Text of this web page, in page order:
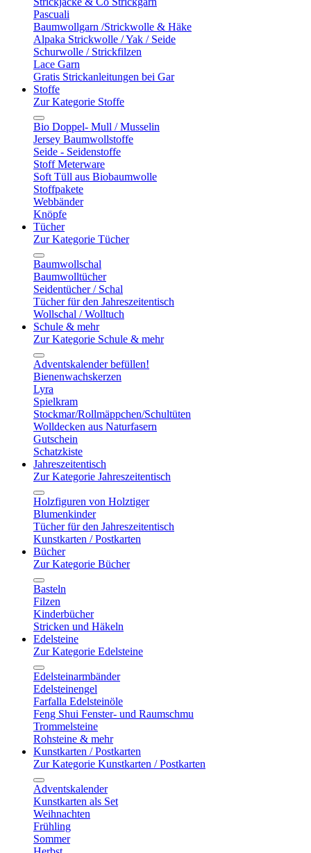
Pascuali
Baumwollgarn /Strickwolle & Häke
Alpaka Strickwolle / Yak / Seide
Schurwolle / Strickfilzen
Lace Garn
Gratis Strickanleitungen bei Gar
Stoffe
Zur Kategorie Stoffe
Bio Doppel- Mull / Musselin
Jersey Baumwollstoffe
Seide - Seidenstoffe
Stoff Meterware
Soft Tüll aus Biobaumwolle
Stoffpakete
Webbänder
Knöpfe
Tücher
Zur Kategorie Tücher
Baumwollschal
Baumwolltücher
Seidentücher / Schal
Tücher für den Jahreszeitentisch
Wollschal / Wolltuch
Schule & mehr
Zur Kategorie Schule & mehr
Adventskalender befüllen!
Bienenwachskerzen
Lyra
Spielkram
Stockmar/Rollmäppchen/Schultüten
Wolldecken aus Naturfasern
Gutschein
Schatzkiste
Jahreszeitentisch
Zur Kategorie Jahreszeitentisch
Holzfiguren von Holztiger
Blumenkinder
Tücher für den Jahreszeitentisch
Kunstkarten / Postkarten
Bücher
Zur Kategorie Bücher
Basteln
Filzen
Kinderbücher
Stricken und Häkeln
Edelsteine
Zur Kategorie Edelsteine
Edelsteinarmbänder
Edelsteinengel
Farfalla Edelsteinöle
Feng Shui Fenster- und Raumschmu
Trommelsteine
Rohsteine & mehr
Kunstkarten / Postkarten
Zur Kategorie Kunstkarten / Postkarten
Adventskalender
Kunstkarten als Set
Weihnachten
Frühling
Sommer